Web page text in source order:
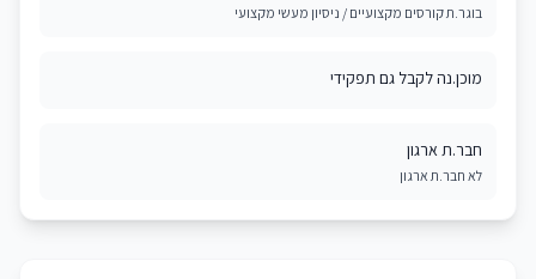
בוגר.ת קורסים מקצועיים / ניסיון מעשי מקצועי
מוכן.נה לקבל גם תפקידי
חבר.ת ארגון
לא חבר.ת ארגון